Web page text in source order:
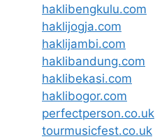
haklibengkulu.com
haklijogja.com
haklijambi.com
haklibandung.com
haklibekasi.com
haklibogor.com
perfectperson.co.uk
tourmusicfest.co.uk